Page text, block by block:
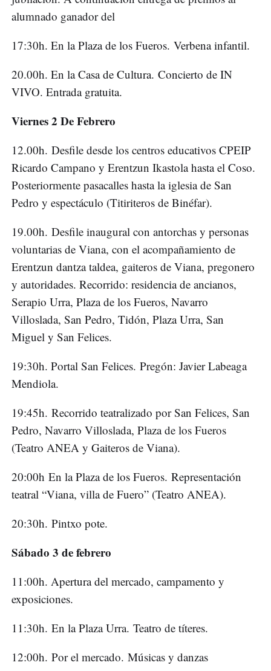
alumnado ganador del
17:30h. En la Plaza de los Fueros. Verbena infantil.
20.00h. En la Casa de Cultura. Concierto de IN
VIVO. Entrada gratuita.
Viernes 2 De Febrero
12.00h. Desfile desde los centros educativos CPEIP
Ricardo Campano y Erentzun Ikastola hasta el Coso.
Posteriormente pasacalles hasta la iglesia de San
Pedro y espectáculo (Titiriteros de Binéfar).
19.00h. Desfile inaugural con antorchas y personas
voluntarias de Viana, con el acompañamiento de
Erentzun dantza taldea, gaiteros de Viana, pregonero
y autoridades. Recorrido: residencia de ancianos,
Serapio Urra, Plaza de los Fueros, Navarro
Villoslada, San Pedro, Tidón, Plaza Urra, San
Miguel y San Felices.
19:30h. Portal San Felices. Pregón: Javier Labeaga
Mendiola.
19:45h. Recorrido teatralizado por San Felices, San
Pedro, Navarro Villoslada, Plaza de los Fueros
(Teatro ANEA y Gaiteros de Viana).
20:00h En la Plaza de los Fueros. Representación
teatral “Viana, villa de Fuero” (Teatro ANEA).
20:30h. Pintxo pote.
Sábado 3 de febrero
11:00h. Apertura del mercado, campamento y
exposiciones.
11:30h. En la Plaza Urra. Teatro de títeres.
12:00h. Por el mercado. Músicas y danzas